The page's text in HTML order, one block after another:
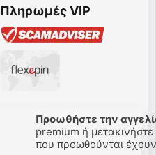
Πληρωμές VIP
Προωθήστε την
premium ή
που προωθούνται